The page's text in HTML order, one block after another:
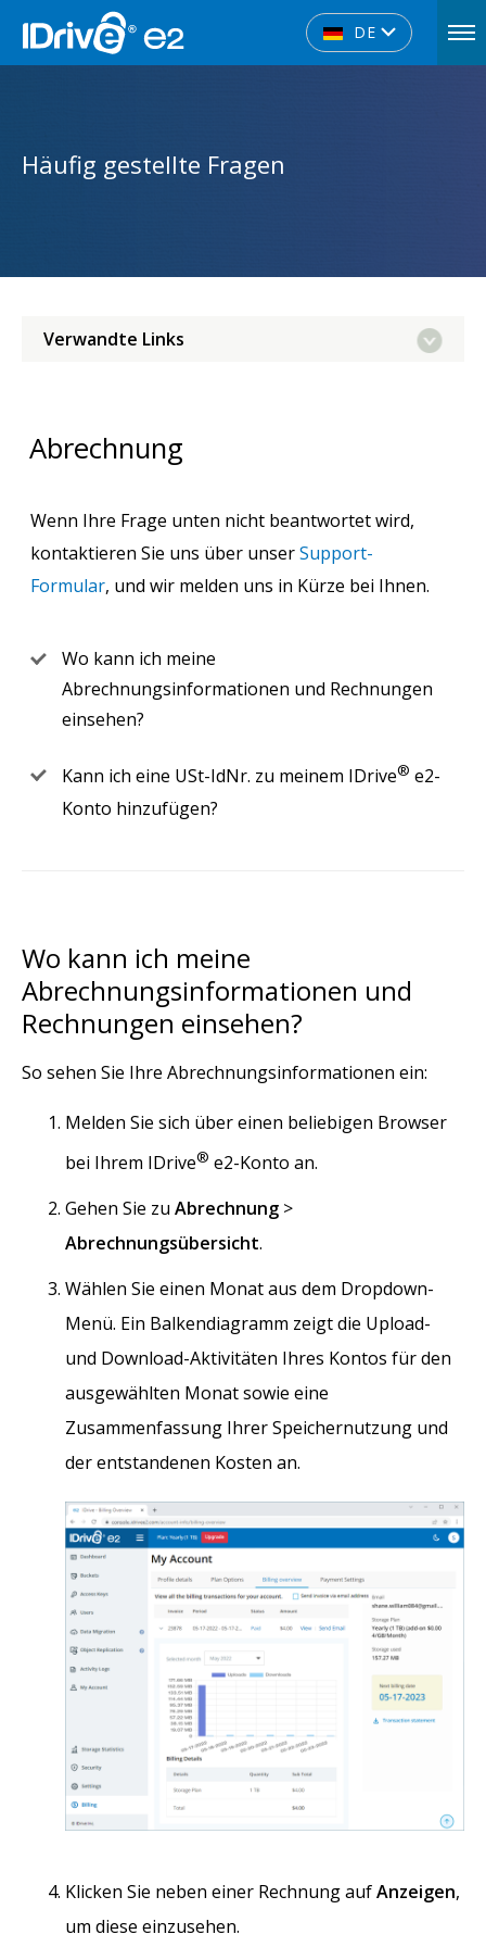
DE
Häufig gestellte Fragen
Verwandte Links
Abrechnung
Wenn Ihre Frage unten nicht beantwortet wird,
kontaktieren Sie uns über unserSupport-
Formular, und wir melden uns in Kürze bei Ihnen.
Wo kann ich meine
Abrechnungsinformationen und Rechnungen
einsehen?
Kann ich eine USt-IdNr. zu meinem IDrive® e2-
Konto hinzufügen?
Wo kann ich meine
Abrechnungsinformationen und
Rechnungen einsehen?
So sehen Sie Ihre Abrechnungsinformationen ein:
Melden Sie sich über einen beliebigen Browser
bei Ihrem IDrive® e2-Konto an.
Gehen Sie zu Abrechnung >
Abrechnungsübersicht.
Wählen Sie einen Monat aus dem Dropdown-
Menü. Ein Balkendiagramm zeigt die Upload-
und Download-Aktivitäten Ihres Kontos für den
ausgewählten Monat sowie eine
Zusammenfassung Ihrer Speichernutzung und
der entstandenen Kosten an.
Klicken Sie neben einer Rechnung aufAnzeigen,
um diese einzusehen.